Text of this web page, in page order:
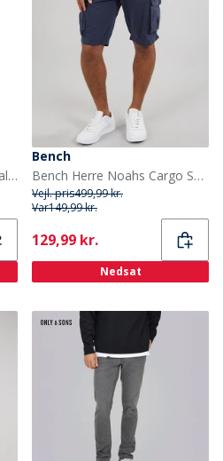
Under Armour Herre UA Rival Fleece Joggingbukser Sort/Hvid
Bench
Bench Herre Noahs Cargo Shorts Navy
Vejl. pris499,99 kr.
Var149,99 kr.
Current
129,99 kr.
Nedsat